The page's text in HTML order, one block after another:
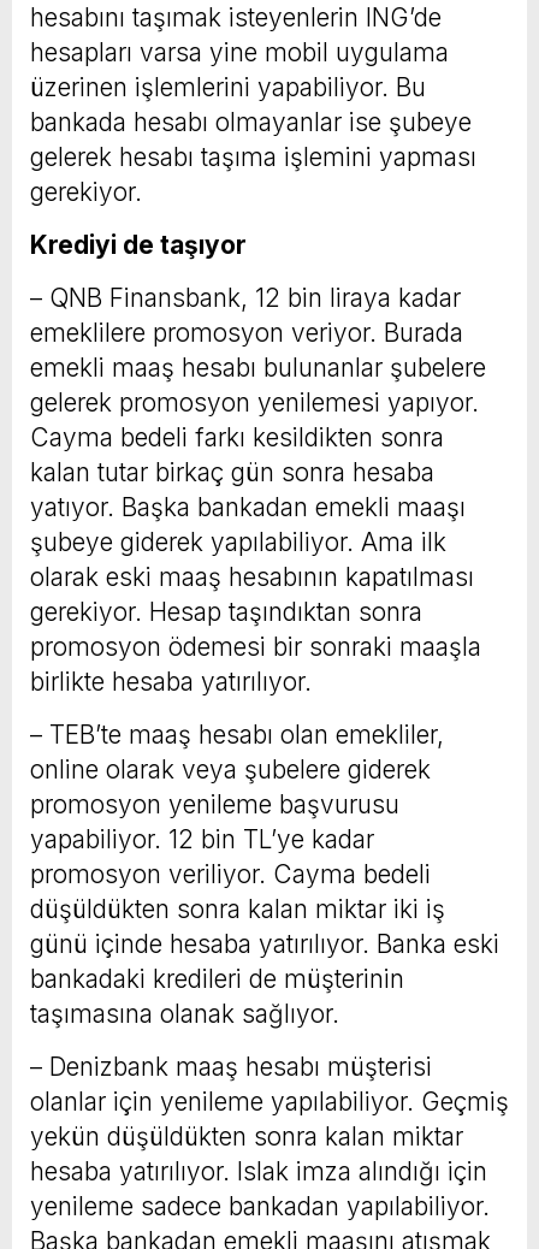
hesabını taşımak isteyenlerin ING’de
hesapları varsa yine mobil uygulama
üzerinen işlemlerini yapabiliyor. Bu
bankada hesabı olmayanlar ise şubeye
gelerek hesabı taşıma işlemini yapması
gerekiyor.
Krediyi de taşıyor
– QNB Finansbank, 12 bin liraya kadar
emeklilere promosyon veriyor. Burada
emekli maaş hesabı bulunanlar şubelere
gelerek promosyon yenilemesi yapıyor.
Cayma bedeli farkı kesildikten sonra
kalan tutar birkaç gün sonra hesaba
yatıyor. Başka bankadan emekli maaşı
şubeye giderek yapılabiliyor. Ama ilk
olarak eski maaş hesabının kapatılması
gerekiyor. Hesap taşındıktan sonra
promosyon ödemesi bir sonraki maaşla
birlikte hesaba yatırılıyor.
– TEB’te maaş hesabı olan emekliler,
online olarak veya şubelere giderek
promosyon yenileme başvurusu
yapabiliyor. 12 bin TL’ye kadar
promosyon veriliyor. Cayma bedeli
düşüldükten sonra kalan miktar iki iş
günü içinde hesaba yatırılıyor. Banka eski
bankadaki kredileri de müşterinin
taşımasına olanak sağlıyor.
– Denizbank maaş hesabı müşterisi
olanlar için yenileme yapılabiliyor. Geçmiş
yekün düşüldükten sonra kalan miktar
hesaba yatırılıyor. Islak imza alındığı için
yenileme sadece bankadan yapılabiliyor.
Başka bankadan emekli maaşını atışmak